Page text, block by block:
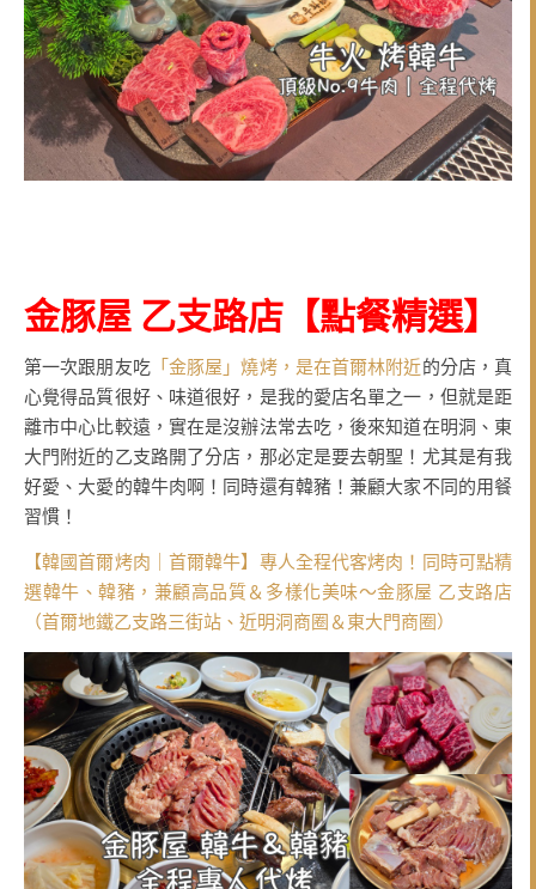
金豚屋 乙支路店 【點餐精選】
第一次跟朋友吃「金豚屋」燒烤，是在首爾林附近的分店，真
心覺得品質很好、味道很好，是我的愛店名單之一，但就是距
離市中心比較遠，實在是沒辦法常去吃，後來知道在明洞、東
大門附近的乙支路開了分店，那必定是要去朝聖！尤其是有我
好愛、大愛的韓牛肉啊！同時還有韓豬！兼顧大家不同的用餐
習慣！
【韓國首爾烤肉｜首爾韓牛】專人全程代客烤肉！同時可點精
選韓牛、韓豬，兼顧高品質＆多樣化美味～金豚屋 乙支路店
（首爾地鐵乙支路三街站、近明洞商圈＆東大門商圈）